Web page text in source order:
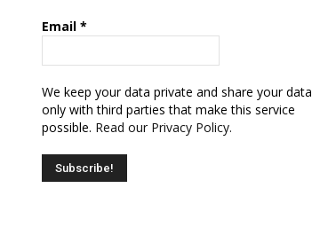
Email *
We keep your data private and share your data
only with third parties that make this service
possible. Read our Privacy Policy.